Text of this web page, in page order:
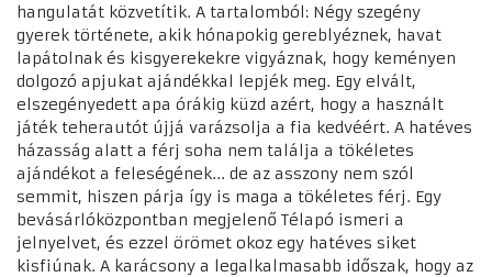
hangulatát közvetítik. A tartalomból: Négy szegény
gyerek története, akik hónapokig gereblyéznek, havat
lapátolnak és kisgyerekekre vigyáznak, hogy keményen
dolgozó apjukat ajándékkal lepjék meg. Egy elvált,
elszegényedett apa órákig küzd azért, hogy a használt
játék teherautót újjá varázsolja a fia kedvéért. A hatéves
házasság alatt a férj soha nem találja a tökéletes
ajándékot a feleségének... de az asszony nem szól
semmit, hiszen párja így is maga a tökéletes férj. Egy
bevásárlóközpontban megjelenő Télapó ismeri a
jelnyelvet, és ezzel örömet okoz egy hatéves siket
kisfiúnak. A karácsony a legalkalmasabb időszak, hogy az